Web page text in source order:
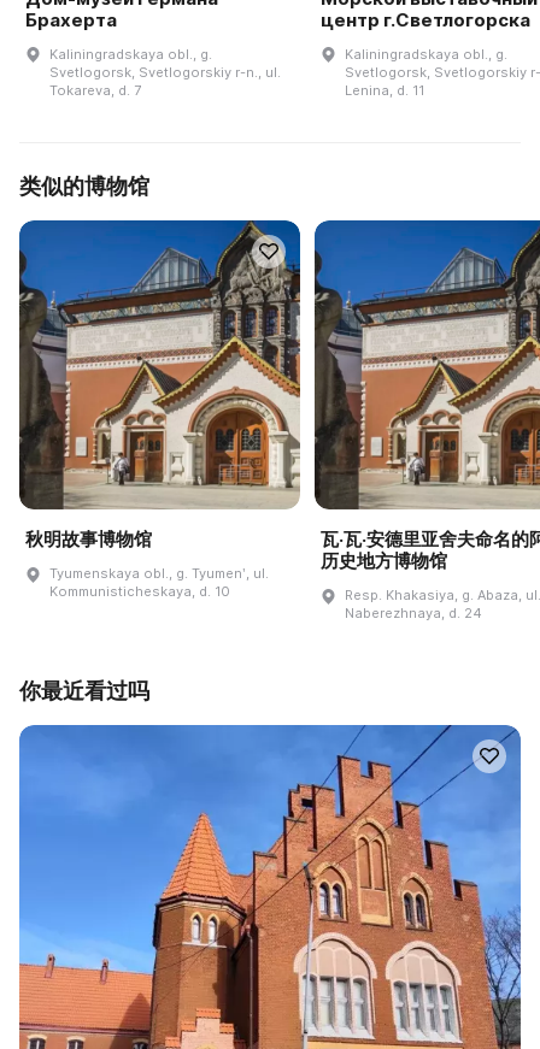
Брахерта
Kaliningradskaya obl., g.
Svetlogorsk, Svetlogorskiy r-n., ul.
Tokareva, d. 7
центр г.Светлогорска
Kaliningradskaya obl., g.
Svetlogorsk, Svetlogorskiy
Lenina, d. 11
类似的博物馆
秋明故事博物馆
Tyumenskaya obl., g. Tyumenʹ, ul.
Kommunisticheskaya, d. 10
瓦·瓦·安德里亚舍夫命名的
历史地方博物馆
Resp. Khakasiya, g. Abaza, ul.
Naberezhnaya, d. 24
你最近看过吗